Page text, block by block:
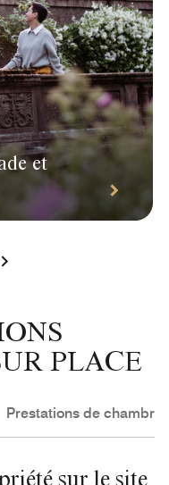
et
PLACE
Prestations de chambre
sur le site